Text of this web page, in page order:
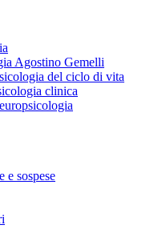
Agostino Gemelli
del ciclo di vita
clinica
e sospese